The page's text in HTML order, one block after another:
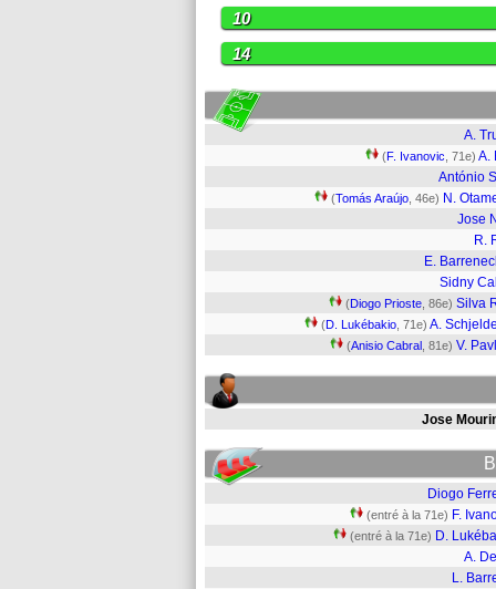
10
14
A.
(F. Ivanovic , 71e) A.
António
(Tomás Araújo , 46e) N.
Jose
R.
E.
Sidny
(Diogo Prioste , 86e) Silva
(D. Lukébakio , 71e) A.
(Anisio Cabral , 81e) V.
Jose
Diogo
(entré à la 71e) F.
(entré à la 71e) D.
A.
L.